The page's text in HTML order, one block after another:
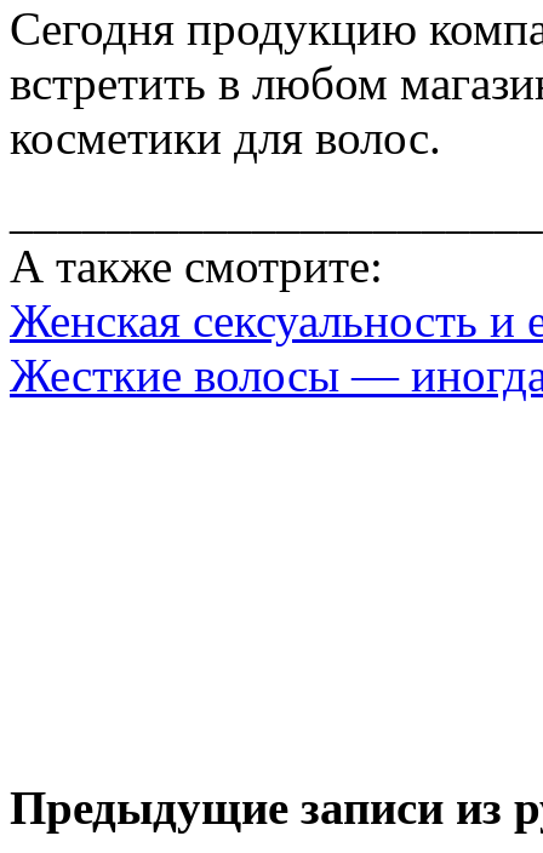
Сегодня продукцию
встретить в любом
косметики для волос.
А также смотрите:
Женская сексуальность и
Жесткие волосы —
Предыдущие записи из